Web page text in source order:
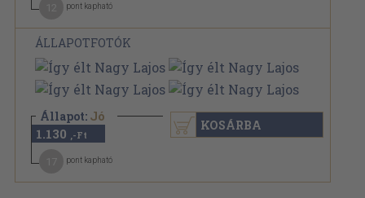
pont kapható
ÁLLAPOTFOTÓK
Állapot: Jó
1.130 ,-Ft
pont kapható
KOSÁRBA